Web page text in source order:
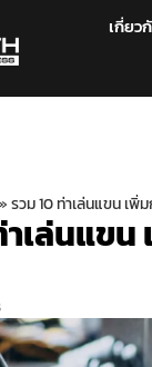
เกี่ยว
รวม 10 ท่าเล่นแขน เพิ่
าเล่นแข